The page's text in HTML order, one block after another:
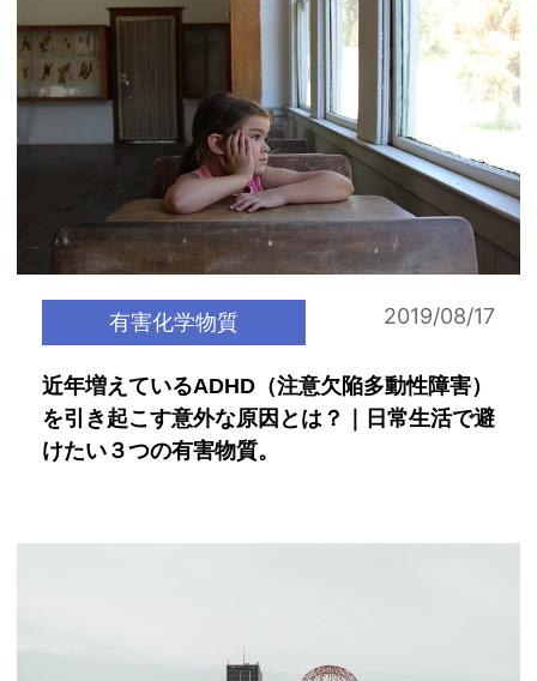
有害化学物質 2019/08/17
近年増えているADHD（注意欠陥多動性障害）
を引き起こす意外な原因とは？｜日常生活で避
けたい３つの有害物質。